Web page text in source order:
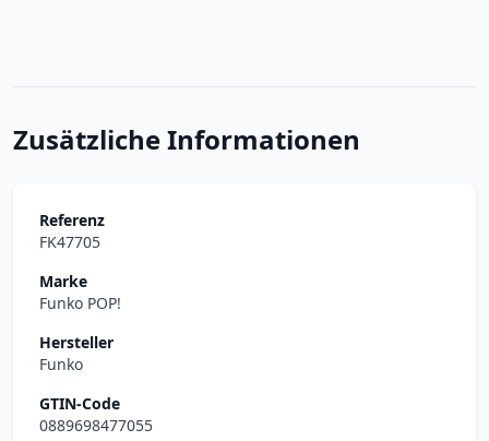
Zusätzliche Informationen
Referenz
FK47705
Marke
Funko POP!
Hersteller
Funko
GTIN-Code
0889698477055